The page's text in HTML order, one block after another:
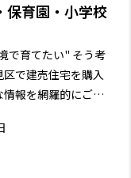
保育園・小学校
で育てたい" そう考
で建売住宅を購入
報を網羅的にご紹
ら、価格相場、住
ための情報を徹底
理想の住まいを見